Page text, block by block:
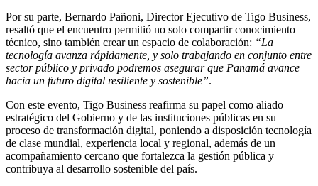
Por su parte, Bernardo Pañoni, Director Ejecutivo de Tigo Business,
resaltó que el encuentro permitió no solo compartir conocimiento
técnico, sino también crear un espacio de colaboración: “La
tecnología avanza rápidamente, y solo trabajando en conjunto entre
sector público y privado podremos asegurar que Panamá avance
hacia un futuro digital resiliente y sostenible”.
Con este evento, Tigo Business reafirma su papel como aliado
estratégico del Gobierno y de las instituciones públicas en su
proceso de transformación digital, poniendo a disposición tecnología
de clase mundial, experiencia local y regional, además de un
acompañamiento cercano que fortalezca la gestión pública y
contribuya al desarrollo sostenible del país.